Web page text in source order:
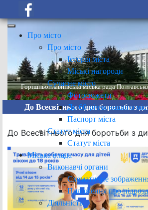
Про місто
Про місто
Історія міста
Міські нагороди
Сучасне місто
Фотосюжети
До 60-річчя нашого
Паспорт міста
Статут міста
Статут міста
Міська влада
Виконавчі органи
Схематичне
Положення про
Діяльність
Горішньоплавнівська міська рада
До Всесвітнього дня боротьби з
До Всесвітнього дня боротьби з